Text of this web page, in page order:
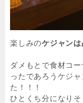
楽しみのケジャンは
ダメもとで食材コ
ったであろうケジ
た！！！
ひとくち分になり